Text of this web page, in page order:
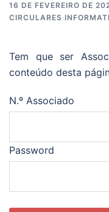
16 DE FEVEREIRO DE
CIRCULARES
Tem que ser
conteúdo desta
N.º Associado
Password